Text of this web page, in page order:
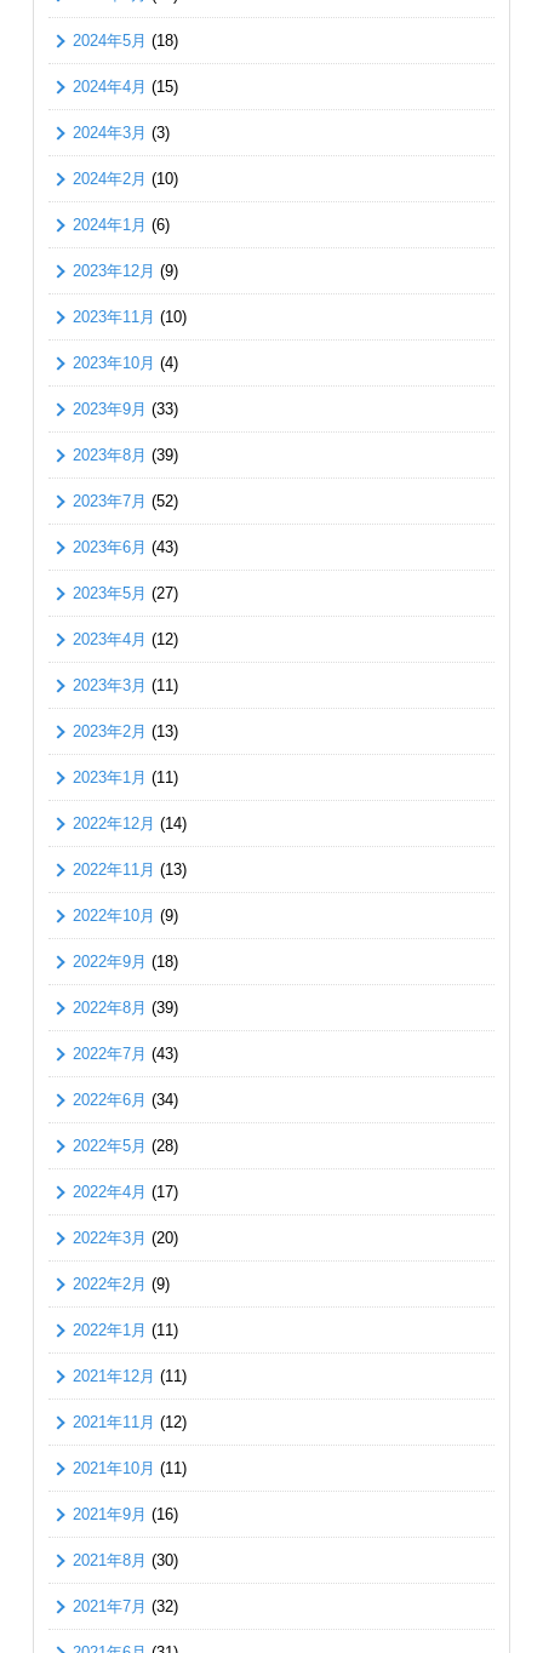
2024年5月 (18)
2024年4月 (15)
2024年3月 (3)
2024年2月 (10)
2024年1月 (6)
2023年12月 (9)
2023年11月 (10)
2023年10月 (4)
2023年9月 (33)
2023年8月 (39)
2023年7月 (52)
2023年6月 (43)
2023年5月 (27)
2023年4月 (12)
2023年3月 (11)
2023年2月 (13)
2023年1月 (11)
2022年12月 (14)
2022年11月 (13)
2022年10月 (9)
2022年9月 (18)
2022年8月 (39)
2022年7月 (43)
2022年6月 (34)
2022年5月 (28)
2022年4月 (17)
2022年3月 (20)
2022年2月 (9)
2022年1月 (11)
2021年12月 (11)
2021年11月 (12)
2021年10月 (11)
2021年9月 (16)
2021年8月 (30)
2021年7月 (32)